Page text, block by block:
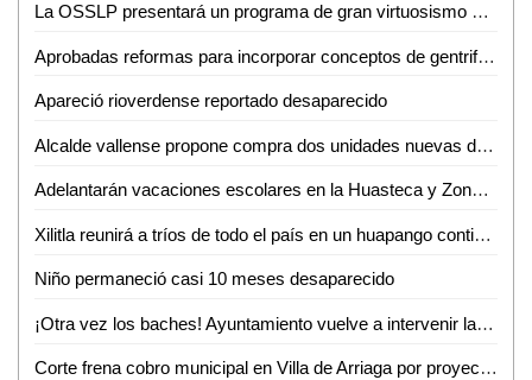
La OSSLP presentará un programa de gran virtuosismo y tradición musical en el teatro de la paz
Aprobadas reformas para incorporar conceptos de gentrificación y vivienda asequible
Apareció rioverdense reportado desaparecido
Alcalde vallense propone compra dos unidades nuevas de recolección de basura
Adelantarán vacaciones escolares en la Huasteca y Zona Media por altas temperaturas
Xilitla reunirá a tríos de todo el país en un huapango continuo para lograr un Récord Guinness
Niño permaneció casi 10 meses desaparecido
¡Otra vez los baches! Ayuntamiento vuelve a intervenir la avenida Ejército Mexicano
Corte frena cobro municipal en Villa de Arriaga por proyectos federales